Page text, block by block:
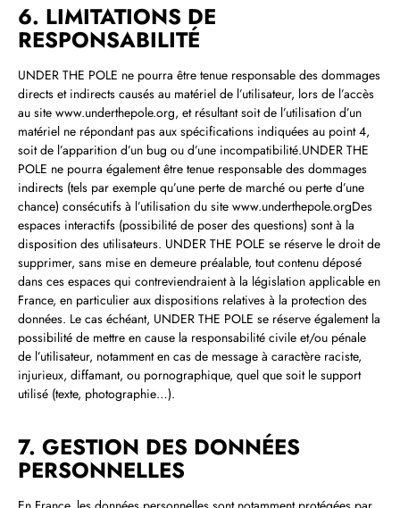
6. LIMITATIONS DE
RESPONSABILITÉ
UNDER THE POLE ne pourra être tenue responsable des dommages
directs et indirects causés au matériel de l’utilisateur, lors de l’accès
au site www.underthepole.org, et résultant soit de l’utilisation d’un
matériel ne répondant pas aux spécifications indiquées au point 4,
soit de l’apparition d’un bug ou d’une incompatibilité.UNDER THE
POLE ne pourra également être tenue responsable des dommages
indirects (tels par exemple qu’une perte de marché ou perte d’une
chance) consécutifs à l’utilisation du site www.underthepole.orgDes
espaces interactifs (possibilité de poser des questions) sont à la
disposition des utilisateurs. UNDER THE POLE se réserve le droit de
supprimer, sans mise en demeure préalable, tout contenu déposé
dans ces espaces qui contreviendraient à la législation applicable en
France, en particulier aux dispositions relatives à la protection des
données. Le cas échéant, UNDER THE POLE se réserve également la
possibilité de mettre en cause la responsabilité civile et/ou pénale
de l’utilisateur, notamment en cas de message à caractère raciste,
injurieux, diffamant, ou pornographique, quel que soit le support
utilisé (texte, photographie…).
7. GESTION DES DONNÉES
PERSONNELLES